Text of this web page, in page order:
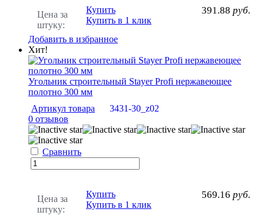
Цена за
штуку:
391.88 руб.
Купить
Купить в 1 клик
Добавить в избранное
Хит!
Угольник строительный Stayer Profi нержавеющее
полотно 300 мм
Артикул товара
3431-30_z02
0 отзывов
Сравнить
Цена за
штуку:
569.16 руб.
Купить
Купить в 1 клик